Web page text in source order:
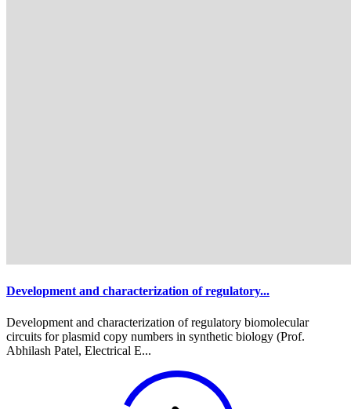
Development and characterization of regulatory...
Development and characterization of regulatory biomolecular
circuits for plasmid copy numbers in synthetic biology (Prof.
Abhilash Patel, Electrical E...